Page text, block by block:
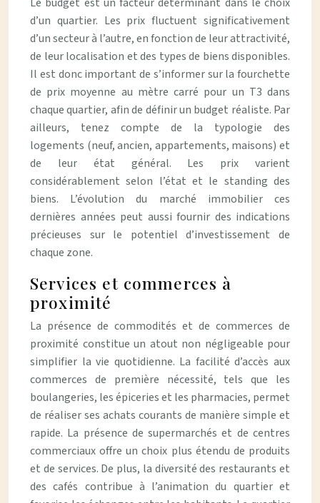
d’un quartier. Les prix fluctuent significativement
d’un secteur à l’autre, en fonction de leur attractivité,
de leur localisation et des types de biens disponibles.
Il est donc important de s’informer sur la fourchette
de prix moyenne au mètre carré pour un T3 dans
chaque quartier, afin de définir un budget réaliste. Par
ailleurs, tenez compte de la typologie des
logements (neuf, ancien, appartements, maisons) et
de leur état général. Les prix varient
considérablement selon l’état et le standing des
biens. L’évolution du marché immobilier ces
dernières années peut aussi fournir des indications
précieuses sur le potentiel d’investissement de
chaque zone.
Services et commerces à
proximité
La présence de commodités et de commerces de
proximité constitue un atout non négligeable pour
simplifier la vie quotidienne. La facilité d’accès aux
commerces de première nécessité, tels que les
boulangeries, les épiceries et les pharmacies, permet
de réaliser ses achats courants de manière simple et
rapide. La présence de supermarchés et de centres
commerciaux offre un choix plus étendu de produits
et de services. De plus, la diversité des restaurants et
des cafés contribue à l’animation du quartier et